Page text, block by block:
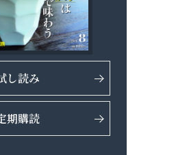
し読み
期購読